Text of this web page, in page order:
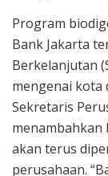
Program
Bank Jakarta
Berkelanjutan
mengenai kota
Sekretaris
akan terus
perusahaan.